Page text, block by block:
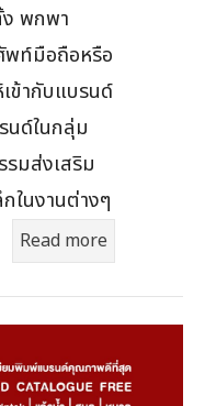
พกพา
พท์มือถือหรือ
ข้ากับแบรนด์
นด์ในกลุ่ม
รมส่งเสริม
ในงานต่างๆ
Read more